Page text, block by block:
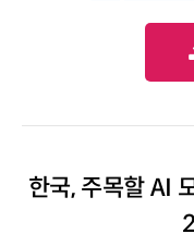
한국, 주목할 AI